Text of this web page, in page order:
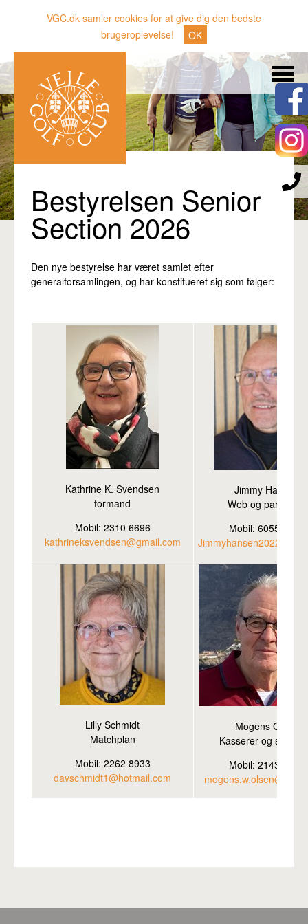
VGC.dk samler cookies for at give dig den bedste
brugeroplevelse!
OK
Nyheder
Klubben
Gæster
Sporten
Erhverv
Den lille Kok
Pro
Bestyrelsen Senior
Section 2026
Den nye bestyrelse har været samlet efter
generalforsamlingen, og har konstitueret sig som følger:
Kathrine K. Svendsen
formand
Mobil: 2310 6696
kathrineksvendsen@gmail.com
Jimmy Hansen
Web og parmatch
Mobil: 6055 1868
Lilly Schmidt
Matchplan
Mobil: 2262 8933
davschmidt1@hotmail.com
Mogens Olsen
Kasserer og
Mobil: 2143 4194